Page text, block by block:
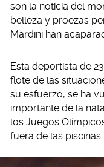
son la noticia del
belleza y proezas
Mardini han
Esta deportista de
flote de las
su esfuerzo, se ha
importante de la
los Juegos
fuera de las piscinas.